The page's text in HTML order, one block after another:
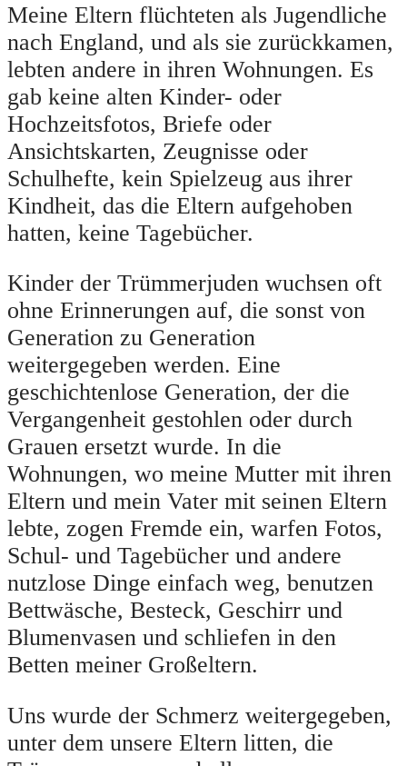
Meine Eltern flüchteten als Jugendliche
nach England, und als sie zurückkamen,
lebten andere in ihren Wohnungen. Es
gab keine alten Kinder- oder
Hochzeitsfotos, Briefe oder
Ansichtskarten, Zeugnisse oder
Schulhefte, kein Spielzeug aus ihrer
Kindheit, das die Eltern aufgehoben
hatten, keine Tagebücher.
Kinder der Trümmerjuden wuchsen oft
ohne Erinnerungen auf, die sonst von
Generation zu Generation
weitergegeben werden. Eine
geschichtenlose Generation, der die
Vergangenheit gestohlen oder durch
Grauen ersetzt wurde. In die
Wohnungen, wo meine Mutter mit ihren
Eltern und mein Vater mit seinen Eltern
lebte, zogen Fremde ein, warfen Fotos,
Schul- und Tagebücher und andere
nutzlose Dinge einfach weg, benutzen
Bettwäsche, Besteck, Geschirr und
Blumenvasen und schliefen in den
Betten meiner Großeltern.
Uns wurde der Schmerz weitergegeben,
unter dem unsere Eltern litten, die